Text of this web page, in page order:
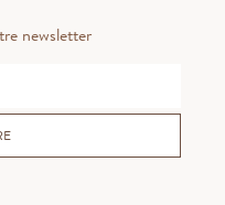
newsletter